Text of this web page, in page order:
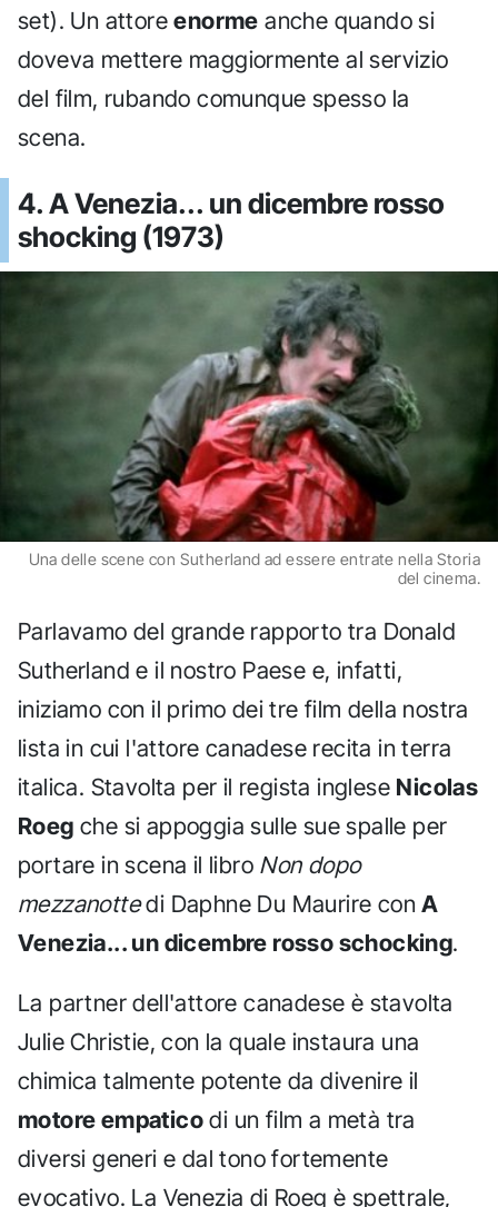
set). Un attoreenorme anche quando si
doveva mettere maggiormente al servizio
del film, rubando comunque spesso la
scena.
4. A Venezia... un dicembre rosso
shocking (1973)
Una delle scene con Sutherland ad essere entrate nella Storia
del cinema.
Parlavamo del grande rapporto tra Donald
Sutherland e il nostro Paese e, infatti,
iniziamo con il primo dei tre film della nostra
lista in cui l'attore canadese recita in terra
italica. Stavolta per il regista inglese Nicolas
Roeg che si appoggia sulle sue spalle per
portare in scena il libro Non dopo
mezzanottedi Daphne Du Maurire conA
Venezia... un dicembre rosso schocking.
La partner dell'attore canadese è stavolta
Julie Christie, con la quale instaura una
chimica talmente potente da divenire il
motore empatico di un film a metà tra
diversi generi e dal tono fortemente
evocativo. La Venezia di Roeg è spettrale,